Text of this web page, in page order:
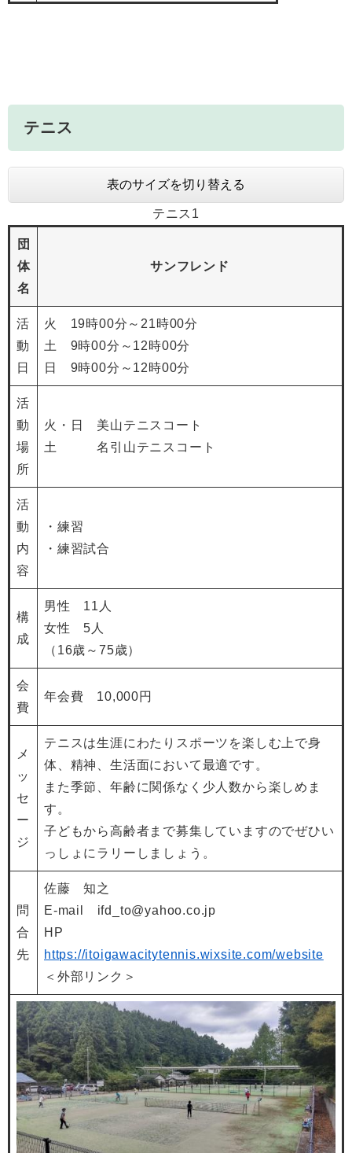
テニス
表のサイズを切り替える
テニス1
団
体
名
サンフレンド
活
動
日
火 19時00分～21時00分
土 9時00分～12時00分
日 9時00分～12時00分
活
動
場
所
火・日 美山テニスコート
土 名引山テニスコート
活
動
内
容
・練習
・練習試合
構
成
男性 11人
女性 5人
（16歳～75歳）
会
費
年会費 10,000円
メ
ッ
セ
ー
ジ
テニスは生涯にわたりスポーツを楽しむ上で身
体、精神、生活面において最適です。
また季節、年齢に関係なく少人数から楽しめま
す。
子どもから高齢者まで募集していますのでぜひい
っしょにラリーしましょう。
問
合
先
佐藤 知之
E-mail ifd_to@yahoo.co.jp
HP
https://itoigawacitytennis.wixsite.com/website
＜外部リンク＞